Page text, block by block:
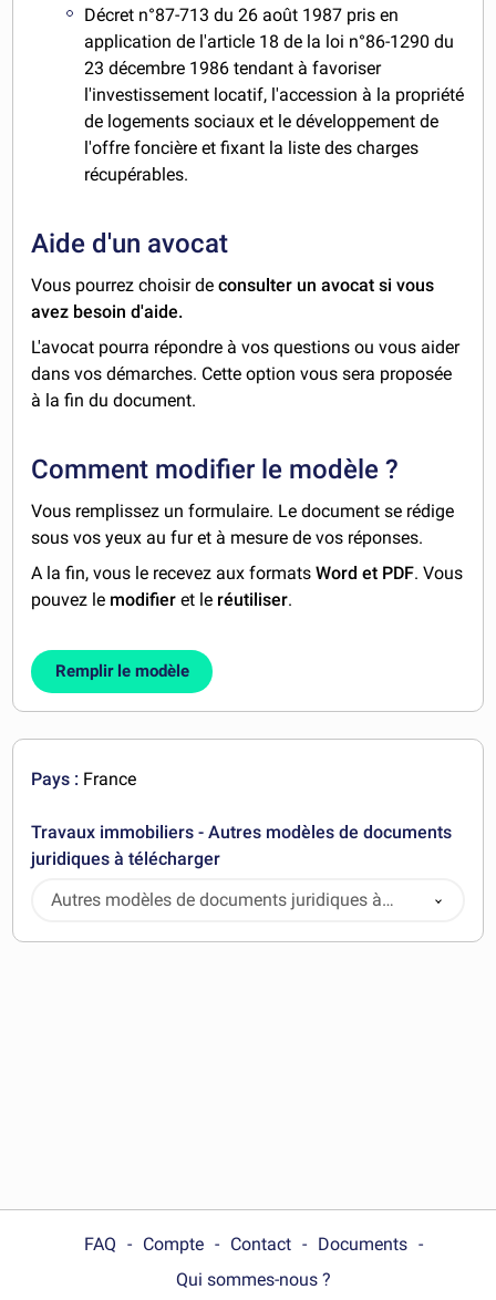
Décret n°87-713 du 26 août 1987 pris en
application de l'article 18 de la loi n°86-1290 du
23 décembre 1986 tendant à favoriser
l'investissement locatif, l'accession à la propriété
de logements sociaux et le développement de
l'offre foncière et fixant la liste des charges
récupérables.
Aide d'un avocat
Vous pourrez choisir deconsulter un avocat si vous
avez besoin d'aide.
L'avocat pourra répondre à vos questions ou vous aider
dans vos démarches. Cette option vous sera proposée
à la fin du document.
Comment modifier le modèle ?
Vous remplissez un formulaire. Le document se rédige
sous vos yeux au fur et à mesure de vos réponses.
A la fin, vous le recevez aux formatsWord et PDF. Vous
pouvez le modifier et le réutiliser.
Remplir le modèle
Pays : France
Travaux immobiliers - Autres modèles de documents
juridiques à télécharger
Autres modèles de documents juridiques à
télécharger
FAQ Compte Contact
Documents
Qui sommes-nous ?